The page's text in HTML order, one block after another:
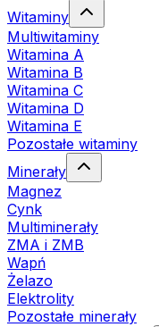
Witaminy
Multiwitaminy
Witamina A
Witamina B
Witamina C
Witamina D
Witamina E
Pozostałe witaminy
Minerały
Magnez
Cynk
Multiminerały
ZMA i ZMB
Wapń
Żelazo
Elektrolity
Pozostałe minerały